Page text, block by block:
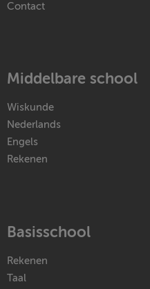
Contact
Middelbare school
Wiskunde
Nederlands
Engels
Rekenen
Basisschool
Rekenen
Taal